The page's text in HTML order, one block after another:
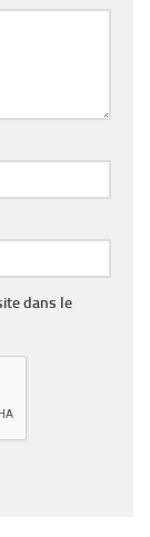
dans le